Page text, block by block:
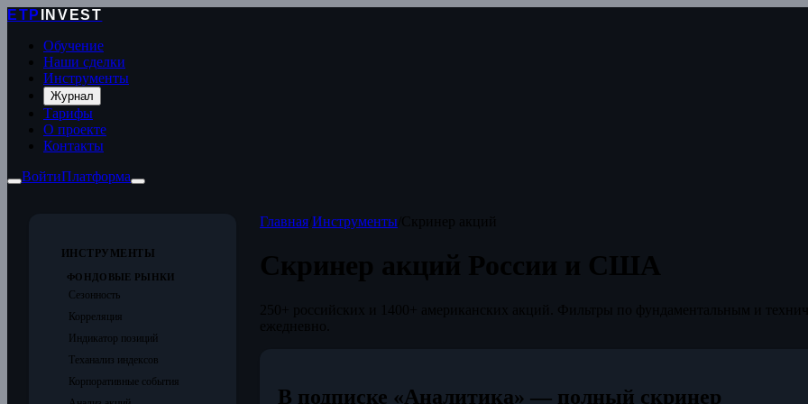
ETP
INVEST
Обучение
Наши сделки
Инструменты
Журнал
Тарифы
О проекте
Контакты
ВойтиПлатформа
ИНСТРУМЕНТЫ
ФОНДОВЫЕ РЫНКИ
Сезонность
Корреляция
Индикатор позиций
Теханализ индексов
Корпоративные события
Главная/ Инструменты/
В подписке «Аналитика» — полный скринер